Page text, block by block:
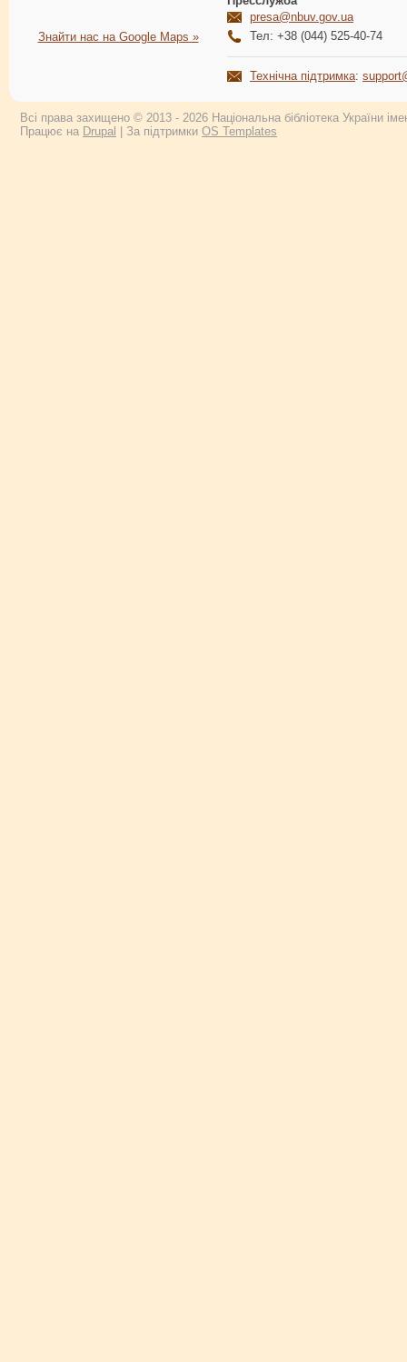
Знайти нас на Google Maps »
presa@nbuv.gov.ua
Тел: +38 (044) 525-40-74
Технічна підтримка:
Всі права захищено © 2013 - 2026 Національна бібліотека України
Працює на Drupal | За підтримки OS Templates